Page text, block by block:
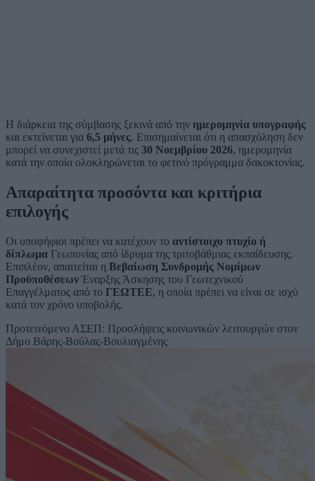
Η διάρκεια της σύμβασης ξεκινά από την ημερομηνία υπογραφής
και εκτείνεται για 6,5 μήνες. Επισημαίνεται ότι η απασχόληση δεν
μπορεί να συνεχιστεί μετά τις 30 Νοεμβρίου 2026, ημερομηνία
κατά την οποία ολοκληρώνεται το φετινό πρόγραμμα δακοκτονίας.
Απαραίτητα προσόντα και κριτήρια
επιλογής
Οι υποψήφιοι πρέπει να κατέχουν το αντίστοιχο πτυχίο ή
δίπλωμα Γεωπονίας από ίδρυμα της τριτοβάθμιας εκπαίδευσης.
Επιπλέον, απαιτείται η Βεβαίωση Συνδρομής Νομίμων
ΠροϋποθέσεωνΈναρξης Άσκησης του Γεωτεχνικού
Επαγγέλματος από το ΓΕΩΤΕΕ, η οποία πρέπει να είναι σε ισχύ
κατά τον χρόνο υποβολής.
Προτεινόμενο ΑΣΕΠ: Προσλήψεις κοινωνικών λειτουργών στον
Δήμο Βάρης-Βούλας-Βουλιαγμένης